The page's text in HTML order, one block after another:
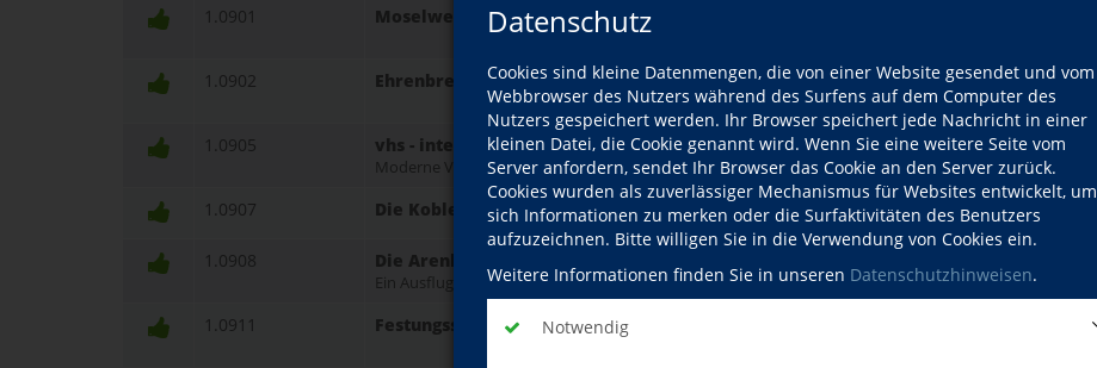
Datenschutz
Cookies sind kleine Datenmengen, die von einer Website gesendet und vom
Webbrowser des Nutzers während des Surfens auf dem Computer des
Nutzers gespeichert werden. Ihr Browser speichert jede Nachricht in einer
kleinen Datei, die Cookie genannt wird. Wenn Sie eine weitere Seite vom
Server anfordern, sendet Ihr Browser das Cookie an den Server zurück.
Cookies wurden als zuverlässiger Mechanismus für Websites entwickelt, um
sich Informationen zu merken oder die Surfaktivitäten des Benutzers
aufzuzeichnen. Bitte willigen Sie in die Verwendung von Cookies ein.
Weitere Informationen finden Sie in unseren Datenschutzhinweisen.
Notwendig
1.0901 Moselweiß und seine Beziehungen zu Koblenz
1.0902 Ehrenbreitstein - vom Ort zur Residenz
1.0905 vhs - intern
Moderne Volkshochschularbeit vor Ort
1.0907 Die Koblenzer Stadtentwicklung (1889-1933)
1.0908 Die Arenberger Pfarrer-Kraus-Anlagen -
Ein Ausflug in die Zeit des "romantischen Katholizismus" am Rhein
1.0911 Festungsstadt Koblenz - die Feste Ehrenbreitstein